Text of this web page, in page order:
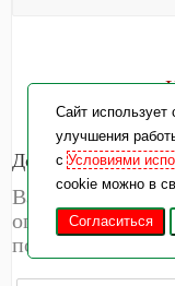
Добавить
Ваш адрес email
опубликован.
помечены*
Cайт
улучшения
сУсловиями
cookie можно в
Согласиться